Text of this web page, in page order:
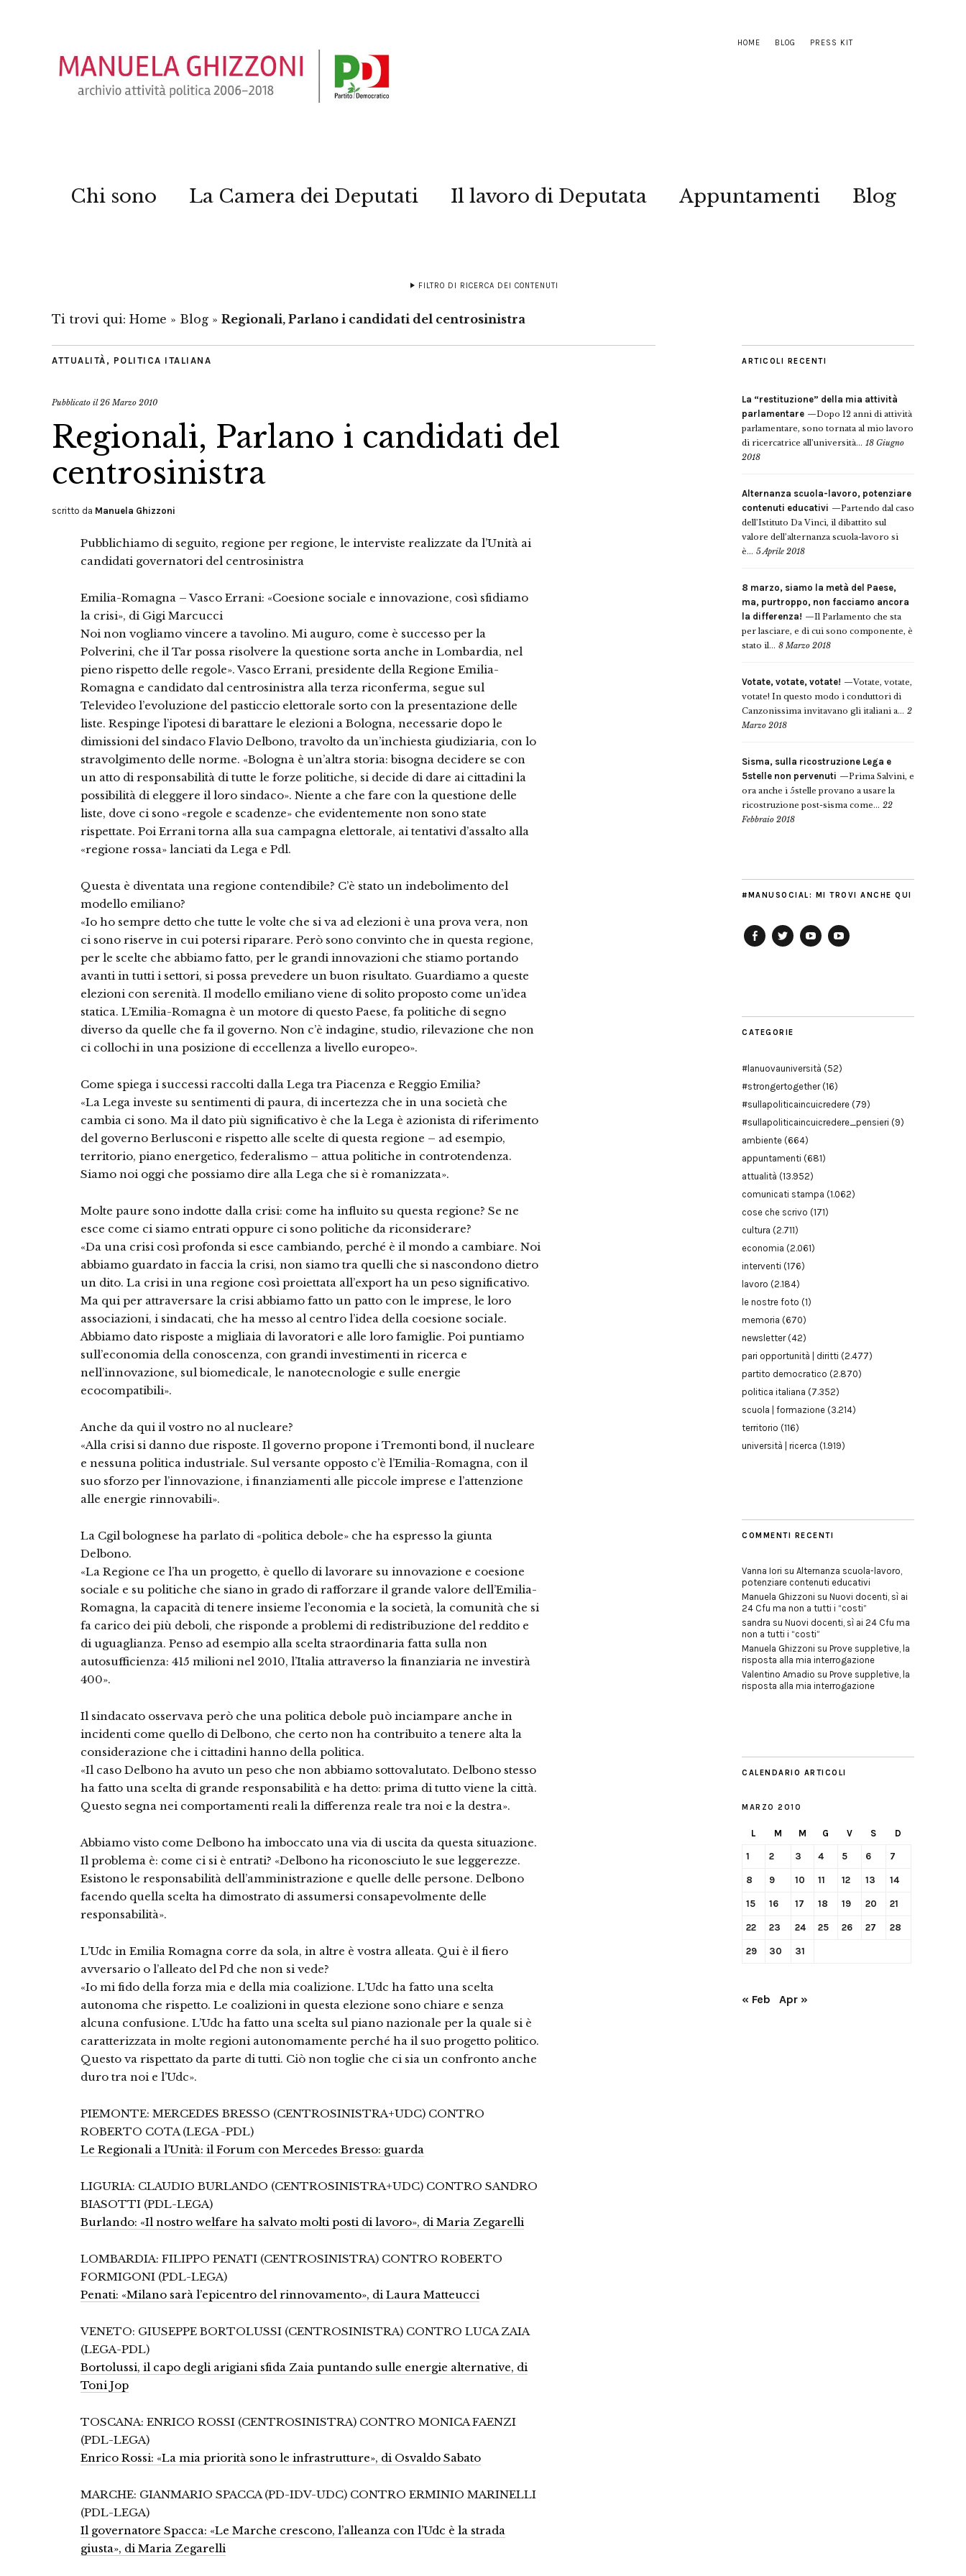
HOME BLOG PRESS KIT
Chi sono La Camera dei Deputati Il lavoro di Deputata Appuntamenti Blog
FILTRO DI RICERCA DEI CONTENUTI
Ti trovi qui: Home » Blog » Regionali, Parlano i candidati del centrosinistra
ATTUALITÀ , POLITICA ITALIANA
Pubblicato il26 Marzo 2010
Regionali, Parlano i candidati del
centrosinistra
scritto da Manuela Ghizzoni
Pubblichiamo di seguito, regione per regione, le interviste realizzate da l’Unità ai
candidati governatori del centrosinistra
Emilia-Romagna – Vasco Errani: «Coesione sociale e innovazione, così sfidiamo
la crisi», di Gigi Marcucci
Noi non vogliamo vincere a tavolino. Mi auguro, come è successo per la
Polverini, che il Tar possa risolvere la questione sorta anche in Lombardia, nel
pieno rispetto delle regole». Vasco Errani, presidente della Regione Emilia-
Romagna e candidato dal centrosinistra alla terza riconferma, segue sul
Televideo l’evoluzione del pasticcio elettorale sorto con la presentazione delle
liste. Respinge l’ipotesi di barattare le elezioni a Bologna, necessarie dopo le
dimissioni del sindaco Flavio Delbono, travolto da un’inchiesta giudiziaria, con lo
stravolgimento delle norme. «Bologna è un’altra storia: bisogna decidere se con
un atto di responsabilità di tutte le forze politiche, si decide di dare ai cittadini la
possibilità di eleggere il loro sindaco». Niente a che fare con la questione delle
liste, dove ci sono «regole e scadenze» che evidentemente non sono state
rispettate. Poi Errani torna alla sua campagna elettorale, ai tentativi d’assalto alla
«regione rossa» lanciati da Lega e Pdl.
Questa è diventata una regione contendibile? C’è stato un indebolimento del
modello emiliano?
«Io ho sempre detto che tutte le volte che si va ad elezioni è una prova vera, non
ci sono riserve in cui potersi riparare. Però sono convinto che in questa regione,
per le scelte che abbiamo fatto, per le grandi innovazioni che stiamo portando
avanti in tutti i settori, si possa prevedere un buon risultato. Guardiamo a queste
elezioni con serenità. Il modello emiliano viene di solito proposto come un’idea
statica. L’Emilia-Romagna è un motore di questo Paese, fa politiche di segno
diverso da quelle che fa il governo. Non c’è indagine, studio, rilevazione che non
ci collochi in una posizione di eccellenza a livello europeo».
Come spiega i successi raccolti dalla Lega tra Piacenza e Reggio Emilia?
«La Lega investe su sentimenti di paura, di incertezza che in una società che
cambia ci sono. Ma il dato più significativo è che la Lega è azionista di riferimento
del governo Berlusconi e rispetto alle scelte di questa regione – ad esempio,
territorio, piano energetico, federalismo – attua politiche in controtendenza.
Siamo noi oggi che possiamo dire alla Lega che si è romanizzata».
Molte paure sono indotte dalla crisi: come ha influito su questa regione? Se ne
esce come ci siamo entrati oppure ci sono politiche da riconsiderare?
«Da una crisi così profonda si esce cambiando, perché è il mondo a cambiare. Noi
abbiamo guardato in faccia la crisi, non siamo tra quelli che si nascondono dietro
un dito. La crisi in una regione così proiettata all’export ha un peso significativo.
Ma qui per attraversare la crisi abbiamo fatto un patto con le imprese, le loro
associazioni, i sindacati, che ha messo al centro l’idea della coesione sociale.
Abbiamo dato risposte a migliaia di lavoratori e alle loro famiglie. Poi puntiamo
sull’economia della conoscenza, con grandi investimenti in ricerca e
nell’innovazione, sul biomedicale, le nanotecnologie e sulle energie
ecocompatibili».
Anche da qui il vostro no al nucleare?
«Alla crisi si danno due risposte. Il governo propone i Tremonti bond, il nucleare
e nessuna politica industriale. Sul versante opposto c’è l’Emilia-Romagna, con il
suo sforzo per l’innovazione, i finanziamenti alle piccole imprese e l’attenzione
alle energie rinnovabili».
La Cgil bolognese ha parlato di «politica debole» che ha espresso la giunta
Delbono.
«La Regione ce l’ha un progetto, è quello di lavorare su innovazione e coesione
sociale e su politiche che siano in grado di rafforzare il grande valore dell’Emilia-
Romagna, la capacità di tenere insieme l’economia e la società, la comunità che si
fa carico dei più deboli, che risponde a problemi di redistribuzione del reddito e
di uguaglianza. Penso ad esempio alla scelta straordinaria fatta sulla non
autosufficienza: 415 milioni nel 2010, l’Italia attraverso la finanziaria ne investirà
400».
Il sindacato osservava però che una politica debole può inciampare anche in
incidenti come quello di Delbono, che certo non ha contribuito a tenere alta la
considerazione che i cittadini hanno della politica.
«Il caso Delbono ha avuto un peso che non abbiamo sottovalutato. Delbono stesso
ha fatto una scelta di grande responsabilità e ha detto: prima di tutto viene la città.
Questo segna nei comportamenti reali la differenza reale tra noi e la destra».
Abbiamo visto come Delbono ha imboccato una via di uscita da questa situazione.
Il problema è: come ci si è entrati? «Delbono ha riconosciuto le sue leggerezze.
Esistono le responsabilità dell’amministrazione e quelle delle persone. Delbono
facendo quella scelta ha dimostrato di assumersi consapevolmente delle
responsabilità».
L’Udc in Emilia Romagna corre da sola, in altre è vostra alleata. Qui è il fiero
avversario o l’alleato del Pd che non si vede?
«Io mi fido della forza mia e della mia coalizione. L’Udc ha fatto una scelta
autonoma che rispetto. Le coalizioni in questa elezione sono chiare e senza
alcuna confusione. L’Udc ha fatto una scelta sul piano nazionale per la quale si è
caratterizzata in molte regioni autonomamente perché ha il suo progetto politico.
Questo va rispettato da parte di tutti. Ciò non toglie che ci sia un confronto anche
duro tra noi e l’Udc».
PIEMONTE: MERCEDES BRESSO (CENTROSINISTRA+UDC) CONTRO
ROBERTO COTA (LEGA -PDL)
Le Regionali a l’Unità: il Forum con Mercedes Bresso: guarda
LIGURIA: CLAUDIO BURLANDO (CENTROSINISTRA+UDC) CONTRO SANDRO
BIASOTTI (PDL-LEGA)
Burlando: «Il nostro welfare ha salvato molti posti di lavoro», di Maria Zegarelli
LOMBARDIA: FILIPPO PENATI (CENTROSINISTRA) CONTRO ROBERTO
FORMIGONI (PDL-LEGA)
Penati: «Milano sarà l’epicentro del rinnovamento», di Laura Matteucci
VENETO: GIUSEPPE BORTOLUSSI (CENTROSINISTRA) CONTRO LUCA ZAIA
(LEGA-PDL)
Bortolussi, il capo degli arigiani sfida Zaia puntando sulle energie alternative, di
Toni Jop
TOSCANA: ENRICO ROSSI (CENTROSINISTRA) CONTRO MONICA FAENZI
(PDL-LEGA)
Enrico Rossi: «La mia priorità sono le infrastrutture», di Osvaldo Sabato
MARCHE: GIANMARIO SPACCA (PD-IDV-UDC) CONTRO ERMINIO MARINELLI
(PDL-LEGA)
Il governatore Spacca: «Le Marche crescono, l’alleanza con l’Udc è la strada
giusta», di Maria Zegarelli
ARTICOLI RECENTI
La “restituzione” della mia attività
parlamentare
Dopo 12 anni di attività
parlamentare, sono tornata al mio lavoro
di ricercatrice all’università... 18 Giugno
2018
Alternanza scuola-lavoro, potenziare
contenuti educativi
Partendo dal caso
dell’Istituto Da Vinci, il dibattito sul
valore dell’alternanza scuola-lavoro si
è... 5 Aprile 2018
8 marzo, siamo la metà del Paese,
ma, purtroppo, non facciamo ancora
la differenza!
Il Parlamento che sta
per lasciare, e di cui sono componente, è
stato il... 8 Marzo 2018
Votate, votate, votate!
Votate, votate,
votate! In questo modo i conduttori di
Canzonissima invitavano gli italiani a... 2
Marzo 2018
Sisma, sulla ricostruzione Lega e
5stelle non pervenuti
Prima Salvini, e
ora anche i 5stelle provano a usare la
ricostruzione post-sisma come... 22
Febbraio 2018
#MANUSOCIAL: MI TROVI ANCHE QUI
CATEGORIE
#lanuovauniversità (52)
#strongertogether(16)
#sullapoliticaincuicredere (79)
#sullapoliticaincuicredere_pensieri (9)
ambiente (664)
appuntamenti (681)
attualità (13.952)
comunicati stampa (1.062)
cose che scrivo (171)
cultura (2.711)
economia (2.061)
interventi (176)
lavoro (2.184)
le nostre foto (1)
memoria (670)
newsletter(42)
pari opportunità | diritti (2.477)
partito democratico (2.870)
politica italiana (7.352)
scuola | formazione (3.214)
territorio (116)
università | ricerca (1.919)
COMMENTI RECENTI
Vanna Iori su Alternanza scuola-lavoro,
potenziare contenuti educativi
Manuela Ghizzoni su Nuovi docenti, sì ai
24 Cfu ma non a tutti i “costi”
sandra su Nuovi docenti, sì ai 24 Cfu ma
non a tutti i “costi”
Manuela Ghizzoni su Prove suppletive, la
risposta alla mia interrogazione
Valentino Amadio su Prove suppletive, la
risposta alla mia interrogazione
CALENDARIO ARTICOLI
MARZO 2010
L M M G V S D
1 2 3 4 5 6 7
8 9 10 11 12 13 14
15 16 17 18 19 20 21
22 23 24 25 26 27 28
29 30 31
« Feb Apr »